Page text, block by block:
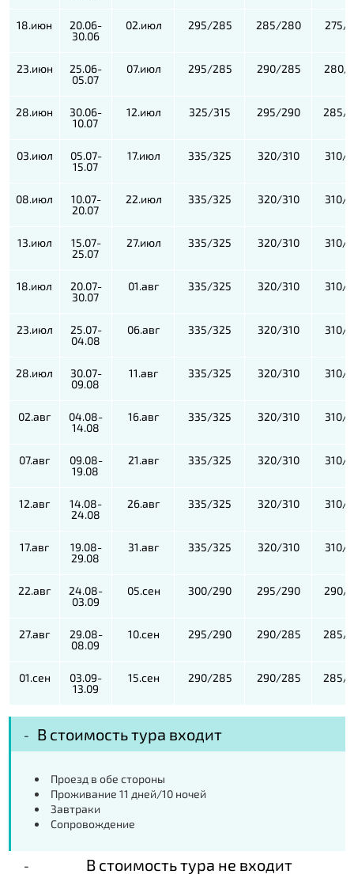
18.июн
20.06-
30.06
02.июл 295/285 285/280 275/
23.июн
25.06-
05.07
07.июл 295/285 290/285 280/
28.июн
30.06-
10.07
12.июл 325/315 295/290 285/
03.июл
05.07-
15.07
17.июл 335/325 320/310 310/
08.июл
10.07-
20.07
22.июл 335/325 320/310 310/
13.июл
15.07-
25.07
27.июл 335/325 320/310 310/
18.июл
20.07-
30.07
01.авг 335/325 320/310 310/
23.июл
25.07-
04.08
06.авг 335/325 320/310 310/
28.июл
30.07-
09.08
11.авг 335/325 320/310 310/
02.авг
04.08-
14.08
16.авг 335/325 320/310 310/
07.авг
09.08-
19.08
21.авг 335/325 320/310 310/
12.авг
14.08-
24.08
26.авг 335/325 320/310 310/
17.авг
19.08-
29.08
31.авг 335/325 320/310 310/
22.авг
24.08-
03.09
05.сен 300/290 295/290 290/
27.авг
29.08-
08.09
10.сен 295/290 290/285 285/
01.сен
03.09-
13.09
15.сен 290/285 290/285 285/
В стоимость тура входит
Проезд в обе стороны
Проживание 11 дней/10 ночей
Завтраки
Сопровождение
В стоимость тура не входит